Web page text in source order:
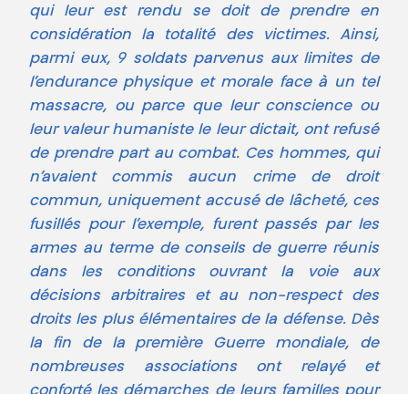
qui leur est rendu se doit de prendre en
considération la totalité des victimes. Ainsi,
parmi eux, 9 soldats parvenus aux limites de
l’endurance physique et morale face à un tel
massacre, ou parce que leur conscience ou
leur valeur humaniste le leur dictait, ont refusé
de prendre part au combat. Ces hommes, qui
n’avaient commis aucun crime de droit
commun, uniquement accusé de lâcheté, ces
fusillés pour l’exemple, furent passés par les
armes au terme de conseils de guerre réunis
dans les conditions ouvrant la voie aux
décisions arbitraires et au non-respect des
droits les plus élémentaires de la défense. Dès
la fin de la première Guerre mondiale, de
nombreuses associations ont relayé et